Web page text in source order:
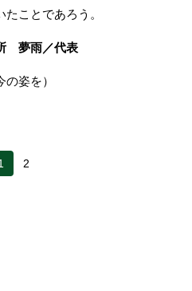
ことであろう。
夢雨／代表
姿を）
2